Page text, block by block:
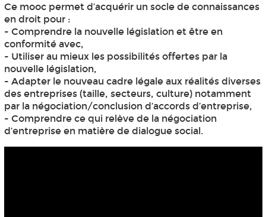
Ce moocpermet d’acquérir un socle de connaissances
en droit pour :
- Comprendre la nouvelle législation et être en
conformité avec,
- Utiliser au mieux les possibilités offertes par la
nouvelle législation,
- Adapter le nouveau cadre légale aux réalités diverses
des entreprises (taille, secteurs, culture) notamment
par la négociation/conclusion d’accords d’entreprise,
- Comprendre ce qui relève de la négociation
d’entreprise en matière de dialogue social.